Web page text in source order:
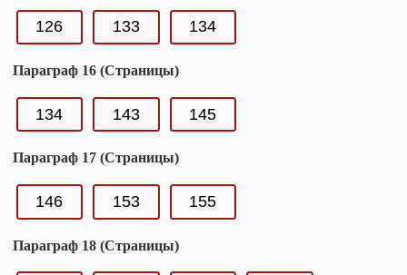
126 133 134
Параграф 16 (Страницы)
134 143 145
Параграф 17 (Страницы)
146 153 155
Параграф 18 (Страницы)